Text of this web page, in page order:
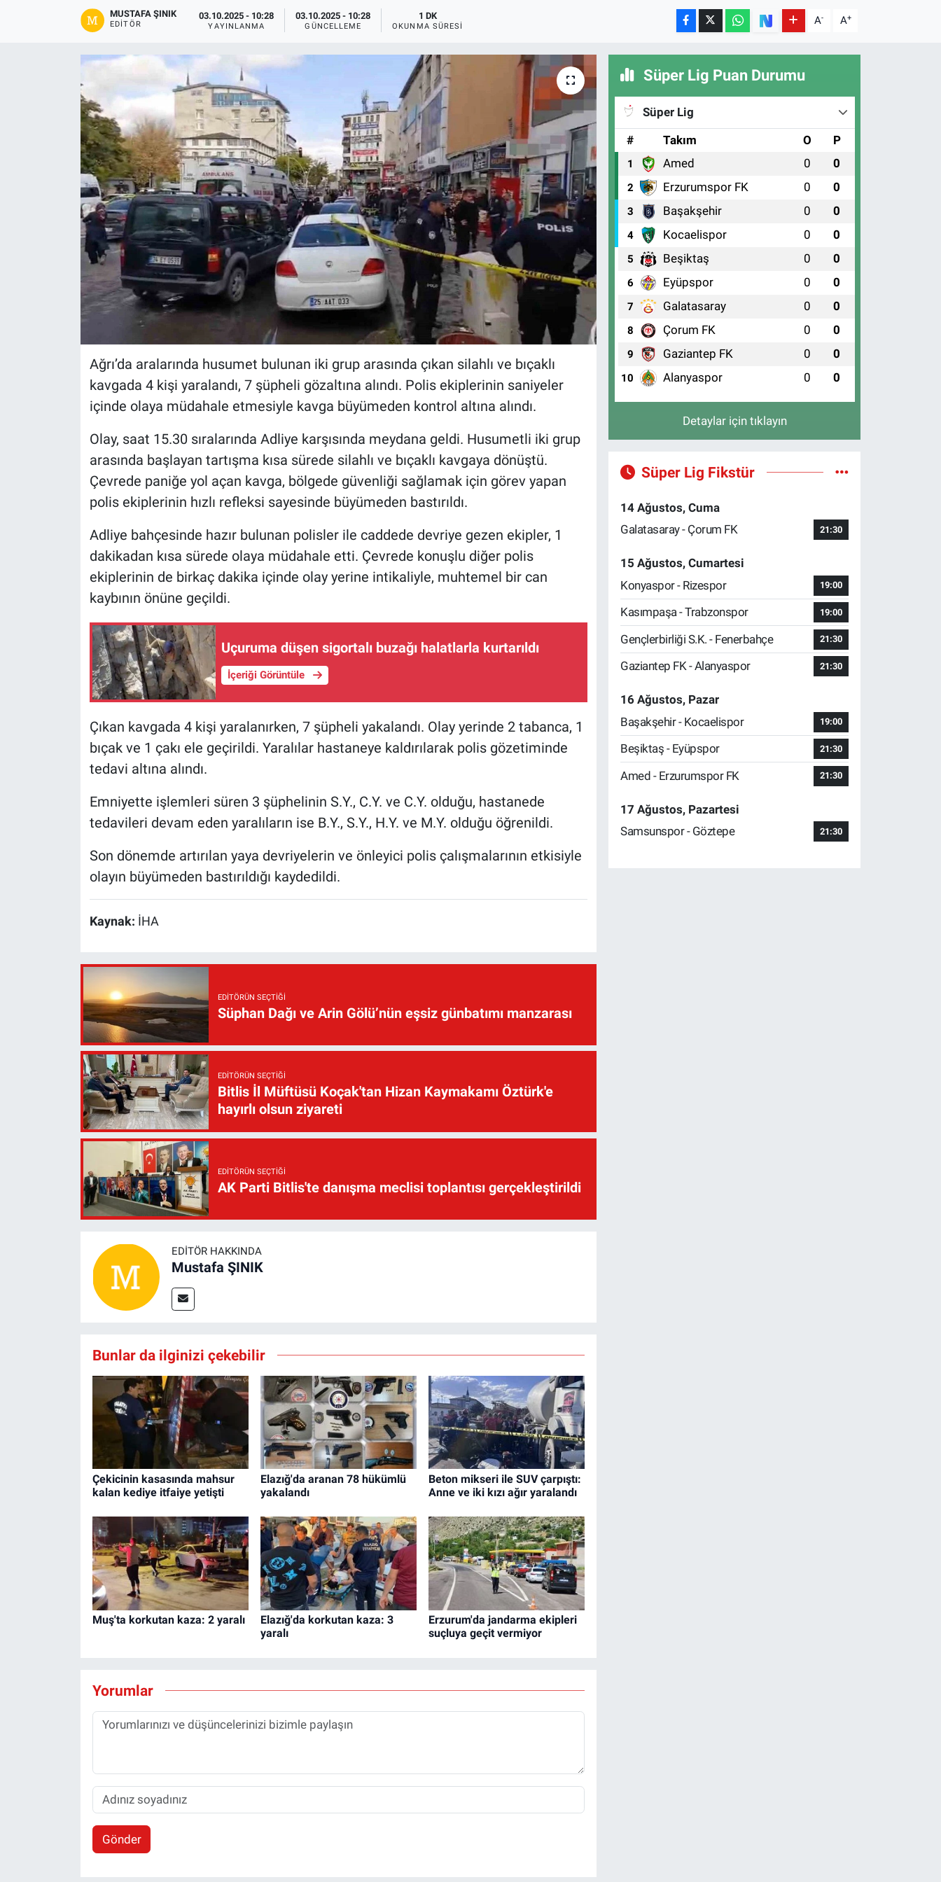
MUSTAFA ŞINIK
EDITÖR
03.10.2025 - 10:28
YAYINLANMA
03.10.2025 - 10:28
GÜNCELLEME
1 DK
OKUNMA SÜRESI A- A+
Ağrı’da aralarında husumet bulunan iki grup arasında çıkan silahlı ve bıçaklı
kavgada 4 kişi yaralandı, 7 şüpheli gözaltına alındı. Polis ekiplerinin saniyeler
içinde olaya müdahale etmesiyle kavga büyümeden kontrol altına alındı.
Olay, saat 15.30 sıralarında Adliye karşısında meydana geldi. Husumetli iki grup
arasında başlayan tartışma kısa sürede silahlı ve bıçaklı kavgaya dönüştü.
Çevrede paniğe yol açan kavga, bölgede güvenliği sağlamak için görev yapan
polis ekiplerinin hızlı refleksi sayesinde büyümeden bastırıldı.
Adliye bahçesinde hazır bulunan polisler ile caddede devriye gezen ekipler, 1
dakikadan kısa sürede olaya müdahale etti. Çevrede konuşlu diğer polis
ekiplerinin de birkaç dakika içinde olay yerine intikaliyle, muhtemel bir can
kaybının önüne geçildi.
Uçuruma düşen sigortalı buzağı halatlarla kurtarıldı
İçeriği Görüntüle
Çıkan kavgada 4 kişi yaralanırken, 7 şüpheli yakalandı. Olay yerinde 2 tabanca, 1
bıçak ve 1 çakı ele geçirildi. Yaralılar hastaneye kaldırılarak polis gözetiminde
tedavi altına alındı.
Emniyette işlemleri süren 3 şüphelinin S.Y., C.Y. ve C.Y. olduğu, hastanede
tedavileri devam eden yaralıların ise B.Y., S.Y., H.Y. ve M.Y. olduğu öğrenildi.
Son dönemde artırılan yaya devriyelerin ve önleyici polis çalışmalarının etkisiyle
olayın büyümeden bastırıldığı kaydedildi.
Kaynak: İHA
EDITÖRÜN SEÇTIĞI
Süphan Dağı ve Arin Gölü’nün eşsiz günbatımı manzarası
EDITÖRÜN SEÇTIĞI
Bitlis İl Müftüsü Koçak'tan Hizan Kaymakamı Öztürk'e
hayırlı olsun ziyareti
EDITÖRÜN SEÇTIĞI
AK Parti Bitlis'te danışma meclisi toplantısı gerçekleştirildi
EDITÖR HAKKINDA
Mustafa ŞINIK
Bunlar da ilginizi çekebilir
Çekicinin kasasında mahsur
kalan kediye itfaiye yetişti
Elazığ'da aranan 78 hükümlü
yakalandı
Beton mikseri ile SUV çarpıştı:
Anne ve iki kızı ağır yaralandı
Muş'ta korkutan kaza: 2 yaralı
Elazığ'da korkutan kaza: 3
yaralı
Erzurum'da jandarma ekipleri
suçluya geçit vermiyor
Yorumlar
Gönder
Süper Lig Puan Durumu
Süper Lig
#
Takım O P
1 Amed 0 0
2 Erzurumspor FK 0 0
3 Başakşehir 0 0
4 Kocaelispor 0 0
5 Beşiktaş 0 0
6 Eyüpspor 0 0
7 Galatasaray 0 0
8 Çorum FK 0 0
9 Gaziantep FK 0 0
10 Alanyaspor 0 0
Detaylar için tıklayın
Süper Lig Fikstür
14 Ağustos, Cuma
Galatasaray - Çorum FK
21:30
15 Ağustos, Cumartesi
Konyaspor - Rizespor
19:00
Kasımpaşa - Trabzonspor 19:00
Gençlerbirliği S.K. - Fenerbahçe 21:30
Gaziantep FK - Alanyaspor 21:30
16 Ağustos, Pazar
Başakşehir - Kocaelispor
19:00
Beşiktaş - Eyüpspor 21:30
Amed - Erzurumspor FK 21:30
17 Ağustos, Pazartesi
Samsunspor - Göztepe
21:30
Gündem
Kültür-Sanat
Magazin
Politika
Resmi İlanlar